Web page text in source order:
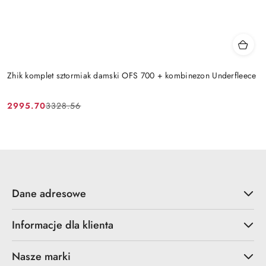
Zhik komplet sztormiak damski OFS 700 + kombinezon Underfleece
Cena
2995.70
Cena
3328.56
Dane adresowe
Informacje dla klienta
Nasze marki